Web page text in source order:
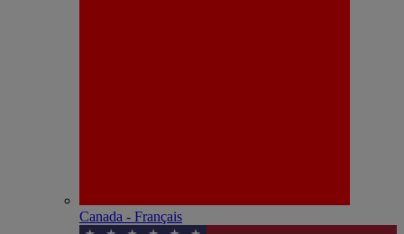
Canada - Français